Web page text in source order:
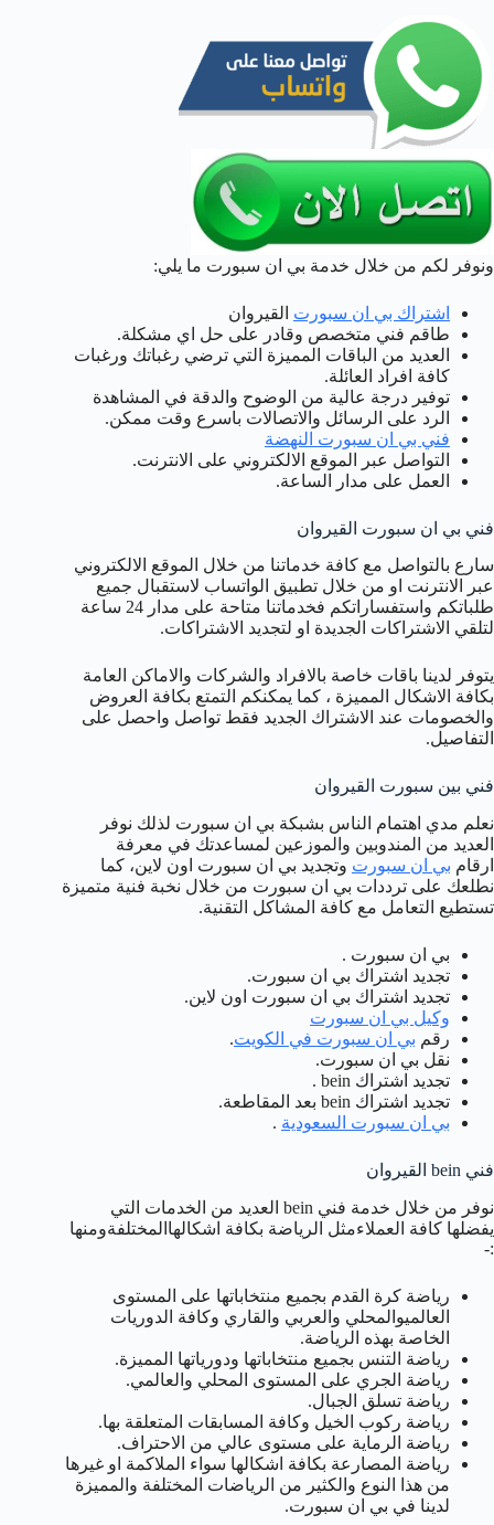
ونوفر لكم من خلال خدمة بي ان سبورت ما يلي:
اشتراك بي ان سبورت القيروان
طاقم فني متخصص وقادر على حل اي مشكلة.
العديد من الباقات المميزة التي ترضي رغباتك ورغبات
كافة افراد العائلة.
توفير درجة عالية من الوضوح والدقة في المشاهدة
الرد على الرسائل والاتصالات باسرع وقت ممكن.
فني بي ان سبورت النهضة
التواصل عبر الموقع الالكتروني على الانترنت.
العمل على مدار الساعة.
فني بي ان سبورت القيروان
سارع بالتواصل مع كافة خدماتنا من خلال الموقع الالكتروني
عبر الانترنت او من خلال تطبيق الواتساب لاستقبال جميع
طلباتكم واستفساراتكم فخدماتنا متاحة على مدار 24 ساعة
لتلقي الاشتراكات الجديدة او لتجديد الاشتراكات.
يتوفر لدينا باقات خاصة بالافراد والشركات والاماكن العامة
بكافة الاشكال المميزة ، كما يمكنكم التمتع بكافة العروض
والخصومات عند الاشتراك الجديد فقط تواصل واحصل على
التفاصيل.
فني بين سبورت القيروان
نعلم مدي اهتمام الناس بشبكة بي ان سبورت لذلك نوفر
العديد من المندوبين والموزعين لمساعدتك في معرفة
ارقام بي ان سبورت وتجديد بي ان سبورت اون لاين، كما
نطلعك على ترددات بي ان سبورت من خلال نخبة فنية متميزة
تستطيع التعامل مع كافة المشاكل التقنية.
بي ان سبورت .
تجديد اشتراك بي ان سبورت.
تجديد اشتراك بي ان سبورت اون لاين.
وكيل بي ان سبورت
رقم بي ان سبورت في الكويت.
نقل بي ان سبورت.
تجديد اشتراك bein .
تجديد اشتراك bein بعد المقاطعة.
بي ان سبورت السعودية .
فني bein القيروان
نوفر من خلال خدمة فني bein العديد من الخدمات التي
يفضلها كافة العملاءمثل الرياضة بكافة اشكالهاالمختلفةومنها
:-
رياضة كرة القدم بجميع منتخاباتها على المستوى
العالميوالمحلي والعربي والقاري وكافة الدوريات
الخاصة بهذه الرياضة.
رياضة التنس بجميع منتخاباتها ودورياتها المميزة.
رياضة الجري على المستوى المحلي والعالمي.
رياضة تسلق الجبال.
رياضة ركوب الخيل وكافة المسابقات المتعلقة بها.
رياضة الرماية على مستوى عالي من الاحتراف.
رياضة المصارعة بكافة اشكالها سواء الملاكمة او غيرها
من هذا النوع والكثير من الرياضات المختلفة والمميزة
لدينا في بي ان سبورت.